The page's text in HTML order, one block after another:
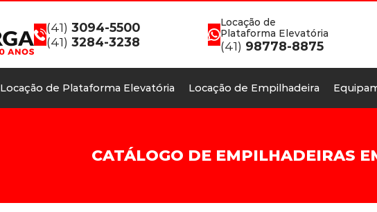
(41) 3094-5500
(41) 3284-3238
Locação de
Plataforma Elevatória
(41) 98778-8875
Locação de Plataforma Elevatória Locação de Empilhadeira
CATÁLOGO DE EMPILHADEIRAS